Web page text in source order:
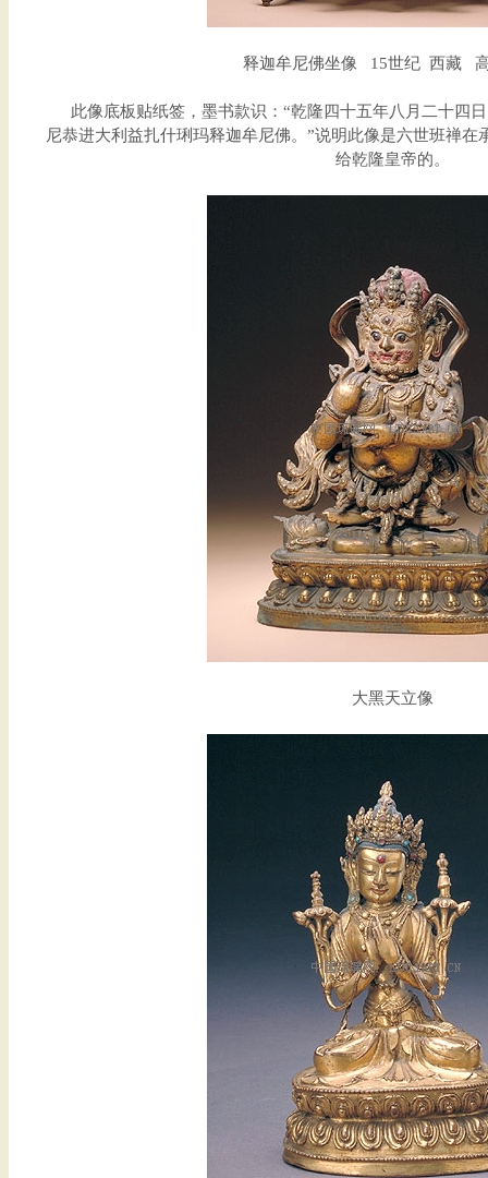
释迦牟尼佛坐像 15世纪 西藏
此像底板贴纸签，墨书款识：“乾隆四十五年八月二十四
尼恭进大利益扎什琍玛释迦牟尼佛。”说明此像是六世班禅
给乾隆皇帝的。
大黑天立像